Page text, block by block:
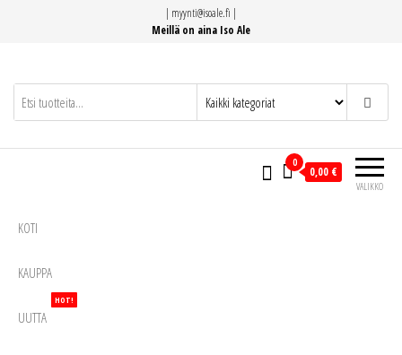
| myynti@isoale.fi |
Meillä on aina Iso Ale
VALIKKO
0
0,00 €
KOTI
KAUPPA
UUTTA
HOT!